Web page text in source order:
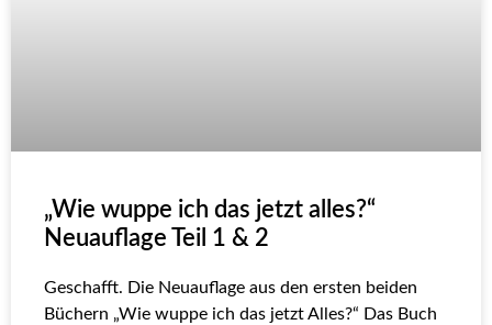
„Wie wuppe ich das jetzt alles?“
Neuauflage Teil 1 & 2
Geschafft. Die Neuauflage aus den ersten beiden
Büchern „Wie wuppe ich das jetzt Alles?“ Das Buch